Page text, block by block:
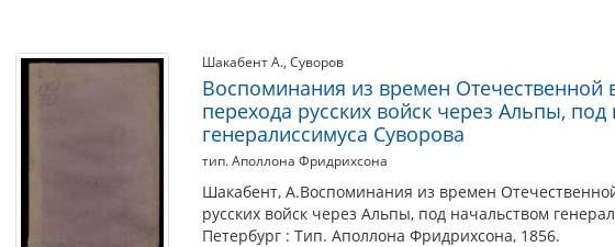
Шакабент А., Суворов
Воспоминания из времен Отечественной
перехода русских войск через Альпы, под
генералиссимуса Суворова
тип. Аполлона Фридрихсона
Шакабент, А.Воспоминания из времен
русских войск через Альпы, под начальством
Петербург : Тип. Аполлона Фридрихсона, 1856.